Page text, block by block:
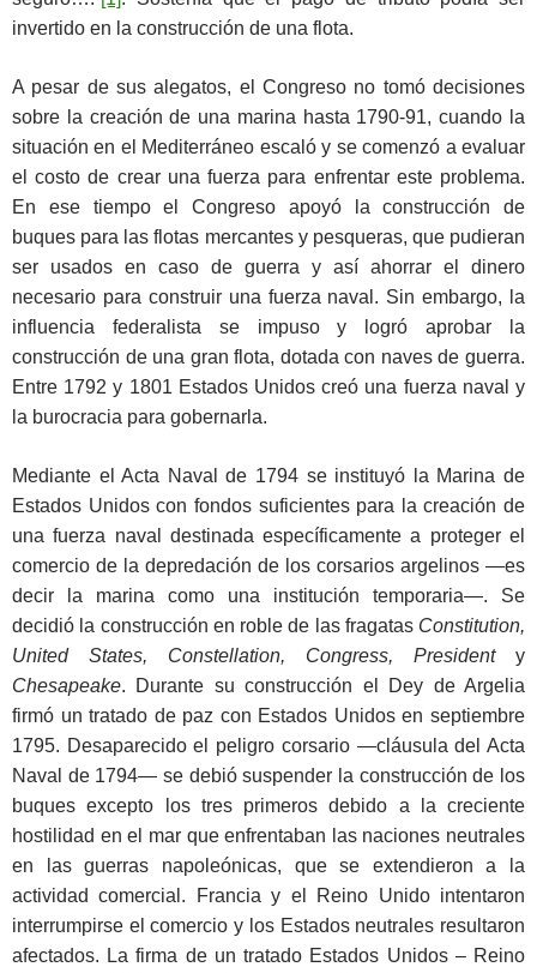
invertido en la construcción de una flota.
A pesar de sus alegatos, el Congreso no tomó decisiones
sobre la creación de una marina hasta 1790-91, cuando la
situación en el Mediterráneo escaló y se comenzó a evaluar
el costo de crear una fuerza para enfrentar este problema.
En ese tiempo el Congreso apoyó la construcción de
buques para las flotas mercantes y pesqueras, que pudieran
ser usados en caso de guerra y así ahorrar el dinero
necesario para construir una fuerza naval. Sin embargo, la
influencia federalista se impuso y logró aprobar la
construcción de una gran flota, dotada con naves de guerra.
Entre 1792 y 1801 Estados Unidos creó una fuerza naval y
la burocracia para gobernarla.
Mediante el Acta Naval de 1794 se instituyó la Marina de
Estados Unidos con fondos suficientes para la creación de
una fuerza naval destinada específicamente a proteger el
comercio de la depredación de los corsarios argelinos —es
decir la marina como una institución temporaria—. Se
decidió la construcción en roble de las fragatas Constitution,
United States, Constellation, Congress, President y
Chesapeake. Durante su construcción el Dey de Argelia
firmó un tratado de paz con Estados Unidos en septiembre
1795. Desaparecido el peligro corsario —cláusula del Acta
Naval de 1794— se debió suspender la construcción de los
buques excepto los tres primeros debido a la creciente
hostilidad en el mar que enfrentaban las naciones neutrales
en las guerras napoleónicas, que se extendieron a la
actividad comercial. Francia y el Reino Unido intentaron
interrumpirse el comercio y los Estados neutrales resultaron
afectados. La firma de un tratado Estados Unidos – Reino